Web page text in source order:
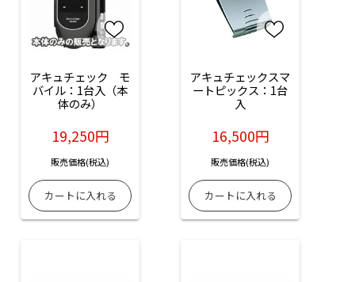
アキュチェック　モ
バイル：1台入（本
体のみ）
19,250円
販売価格(税込)
アキュチェックスマ
ートピックス：1台
入
16,500円
販売価格(税込)